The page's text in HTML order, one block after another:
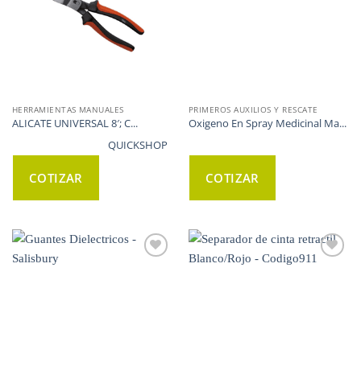
HERRAMIENTAS MANUALES
ALICATE UNIVERSAL 8′; C...
COTIZAR
PRIMEROS AUXILIOS Y RESCATE
Oxigeno En Spray Medicinal Ma...
QUICKSHOP
COTIZAR